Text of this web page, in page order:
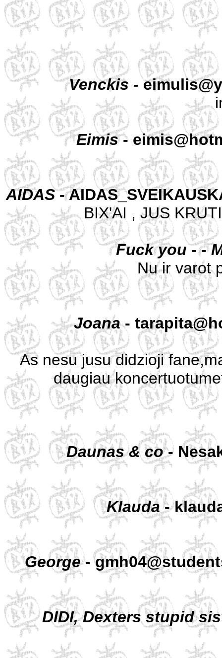
Venckis -
Eimis-
AIDAS-
BIX'AI , JUS
Fuck you- -
Nu ir varot
Joana-
As nesu jusu didzioji
daugiau
Daunas & co-
Klauda-
George-
DIDI, Dexters stupid